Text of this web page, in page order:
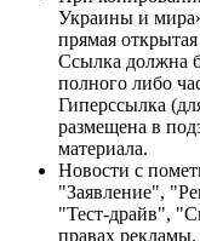
Украины и
прямая
Ссылка должна
полного либо
Гиперссылка
размещена в
материала.
Новости с
"Заявление",
"Тест-драйв",
правах рекламы.